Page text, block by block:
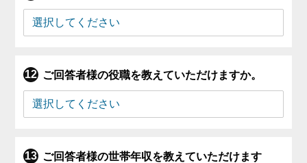
ご回答者様の役職を教えていただけますか。
ご回答者様の世帯年収を教えていただけます